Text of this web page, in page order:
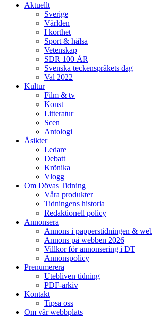
Aktuellt
Sverige
Världen
I korthet
Sport & hälsa
Vetenskap
SDR 100 ÅR
Svenska teckenspråkets dag
Val 2022
Kultur
Film & tv
Konst
Litteratur
Scen
Antologi
Åsikter
Ledare
Debatt
Krönika
Vlogg
Om Dövas Tidning
Våra produkter
Tidningens historia
Redaktionell policy
Annonsera
Annons i papperstidningen &
Annons på webben 2026
Villkor för annonsering i DT
Annonspolicy
Prenumerera
Utebliven tidning
PDF-arkiv
Kontakt
Tipsa oss
Om vår webbplats